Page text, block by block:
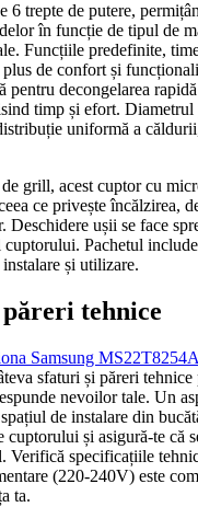
6 trepte de putere,
în funcție de tipul de
Funcțiile predefinite,
plus de confort și
pentru decongelarea
timp și efort.
uniformă a
grill, acest cuptor cu
ce privește încălzirea,
Deschidere ușii se face
cuptorului. Pachetul
și utilizare.
tehnice
Samsung
sfaturi și păreri tehnice
nevoilor tale. Un
de instalare din
cuptorului și asigură-te că
Verifică specificațiile
(220-240V) este
ta.